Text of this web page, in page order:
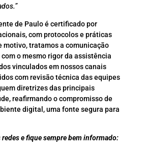
de Paulo é certificado por
com protocolos e práticas
motivo, tratamos a comunicação
o mesmo rigor da assistência
vinculados em nossos canais
com revisão técnica das equipes
diretrizes das principais
reafirmando o compromisso de
digital, uma fonte segura para
e fique sempre bem informado: